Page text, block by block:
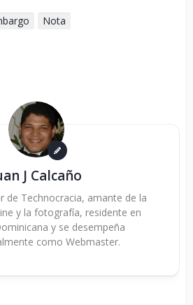
Nota
J Calcaño
de Technocracia, amante de la
y la fotografía, residente en
y se desempeña
como Webmaster.